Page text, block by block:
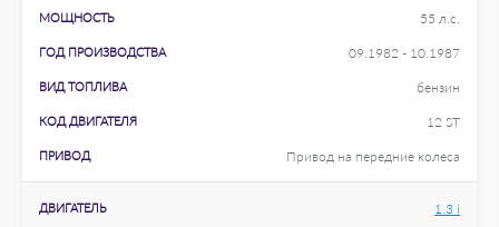
МОЩНОСТЬ 55 л.с.
ГОД ПРОИЗВОДСТВА 09.1982 - 10.1987
ВИД ТОПЛИВА бензин
КОД ДВИГАТЕЛЯ 12 ST
ПРИВОД Привод на передние колеса
ДВИГАТЕЛЬ 1.3 i